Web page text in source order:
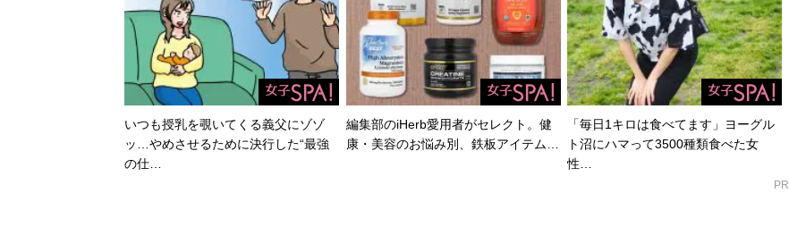
いつも授乳を覗いてくる義父にゾゾ
ッ…やめさせるために決行した“最強
の仕…
編集部のiHerb愛用者がセレクト。健
康・美容のお悩み別、鉄板アイテム…
「毎日1キロは食べてます」ヨーグル
ト沼にハマって3500種類食べた女
性…
PR